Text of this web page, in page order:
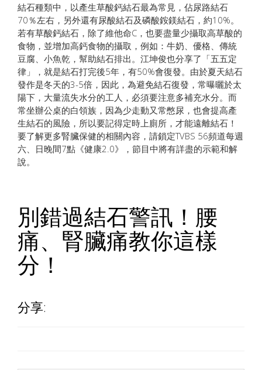
結石種類中，以產生草酸鈣結石最為常見，佔尿路結石
70％左右，另外還有尿酸結石及磷酸銨鎂結石，約10%。
若有草酸鈣結石，除了維他命C，也要盡量少攝取高草酸的
食物，並增加高鈣食物的攝取，例如：牛奶、優格、傳統
豆腐、小魚乾，幫助結石排出。江坤俊也分享了「五五定
律」，就是結石打完後5年，有50%會復發。由於夏天結石
發作是冬天的3-5倍，因此，為避免結石復發，常曝曬於太
陽下，大量流失水分的工人，必須要注意多補充水分。而
常坐辦公桌的白領族，因為少走動又常憋尿，也會提高產
生結石的風險，所以要記得定時上廁所，才能遠離結石！
要了解更多腎臟保健的相關內容，請鎖定TVBS 56頻道每週
六、日晚間7點《健康2.0》，節目中將有詳盡的示範和解
說。
別錯過結石警訊！腰
痛、腎臟痛教你這樣
分！
分享: